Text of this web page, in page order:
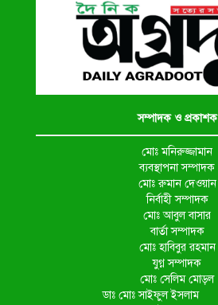
সম্পাদক ও প্রকাশক
মোঃ মনিরুজ্জামান
ব্যবস্থাপনা সম্পাদক
মোঃ রুমান দেওয়ান
নির্বাহী সম্পাদক
মোঃ আবুল বাসার
বার্তা সম্পাদক
মোঃ হাবিবুর রহমান
যুগ্ন সম্পাদক
মোঃ সেলিম মোড়ল
ডাঃ মোঃ সাইফুল ইসলাম